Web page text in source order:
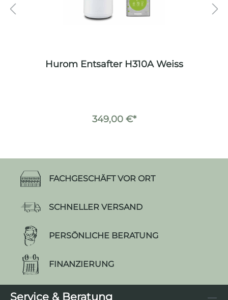
Hurom Entsafter H310A Weiss
349,00 €*
FACHGESCHÄFT VOR ORT
SCHNELLER VERSAND
PERSÖNLICHE BERATUNG
FINANZIERUNG
Service & Beratung